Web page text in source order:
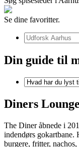
Se dine favoritter.
Din guide til
Diners Lounge
The Diner åbnede i
indendørs gokartbane.
burgere, fritter,